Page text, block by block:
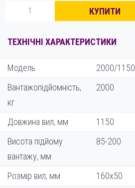
гідравлічний
2000/1150
кількість
КУПИТИ
ТЕХНІЧНІ ХАРАКТЕРИСТИКИ
Модель
2000/1150
Вантажопідйомність,
кг
2000
Довжина вил, мм
1150
Висота підйому
вантажу, мм
85-200
Розмір вил, мм
160х50